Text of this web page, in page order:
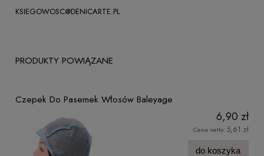
KSIEGOWOSC@DENICARTE.PL
PRODUKTY POWIĄZANE
Czepek Do Pasemek Włosów Baleyage
6,90 zł
Cena netto: 5,61 zł
do koszyka